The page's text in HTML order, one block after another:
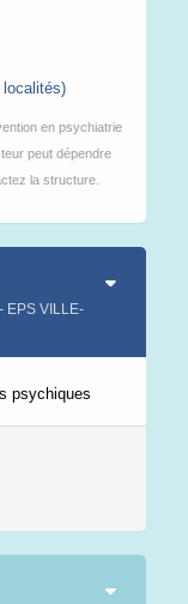
en psychiatrie
peut dépendre
la structure.
EPS VILLE-
psychiques